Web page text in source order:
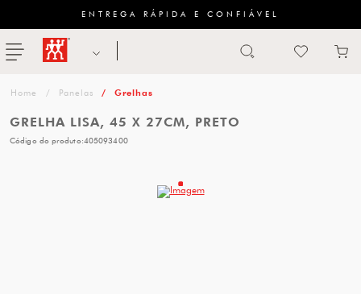
ENTREGA RÁPIDA E CONFIÁVEL
menu ZWILLING
categoria
Panelas Grelhas
GRELHA LISA, 45 X 27CM, PRETO
Código do produto:405093400